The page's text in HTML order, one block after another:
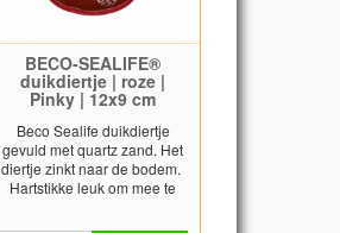
BECO-SEALIFE®
duikdiertje | roze |
Pinky | 12x9 cm
Beco Sealife duikdiertje
gevuld met quartz zand. Het
diertje zinkt naar de bodem.
Hartstikke leuk om mee te